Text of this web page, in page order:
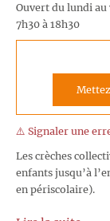
Ouvert du lundi au
7h30 à 18h30
⚠️ Signaler une
Les crèches
enfants jusqu’à
en périscolaire).